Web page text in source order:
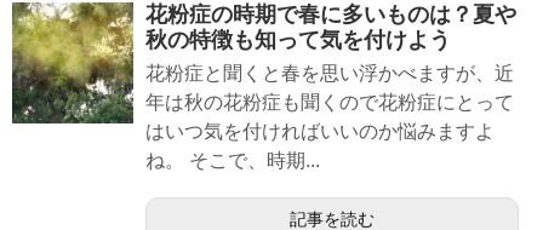
花粉症の時期で春に多いものは？夏や
秋の特徴も知って気を付けよう
花粉症と聞くと春を思い浮かべますが、近
年は秋の花粉症も聞くので花粉症にとって
はいつ気を付ければいいのか悩みますよ
ね。 そこで、時期...
記事を読む